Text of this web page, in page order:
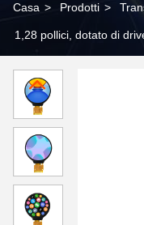
Casa > Prodotti >
1,28 pollici, dotato di